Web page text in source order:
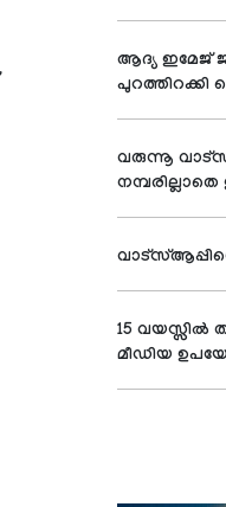
ആദ്യ ഇമേജ്
പുറത്തിറക്കി
വരുന്നൂ
നമ്പരില്ലാതെ
15 വയസ്സില്‍
മീഡിയ